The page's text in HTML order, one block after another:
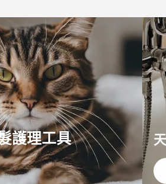
護理工具